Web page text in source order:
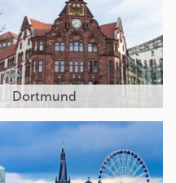
Dortmund